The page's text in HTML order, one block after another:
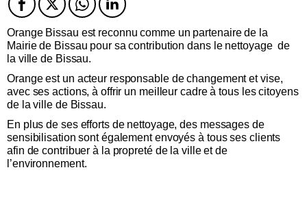
Facebook
TwitterTwitterTwitter
Orange Bissau est reconnu comme un partenaire de la
Mairie de Bissau pour sa contribution dans le nettoyage de
la ville de Bissau.
Orange est un acteur responsable de changement et vise,
avec ses actions, à offrir un meilleur cadre à tous les citoyens
de la ville de Bissau.
En plus de ses efforts de nettoyage, des messages de
sensibilisation sont également envoyés à tous ses clients
afin de contribuer à la propreté de la ville et de
l’environnement.